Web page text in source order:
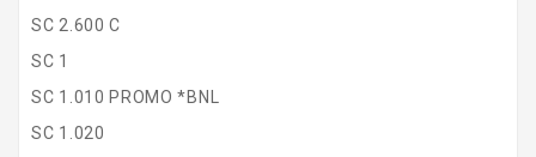
SC 2.600 C
SC 1
SC 1.010 PROMO *BNL
SC 1.020